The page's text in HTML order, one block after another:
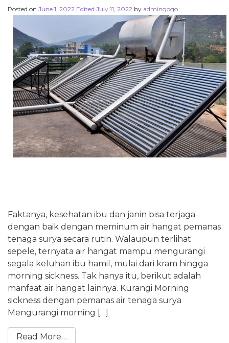
Posted on June 1, 2022 Edited July 11, 2022 by admingogo
Faktanya, kesehatan ibu dan janin bisa terjaga
dengan baik dengan meminum air hangat pemanas
tenaga surya secara rutin. Walaupun terlihat
sepele, ternyata air hangat mampu mengurangi
segala keluhan ibu hamil, mulai dari kram hingga
morning sickness. Tak hanya itu, berikut adalah
manfaat air hangat lainnya. Kurangi Morning
sickness dengan pemanas air tenaga surya
Mengurangi morning […]
Read More…